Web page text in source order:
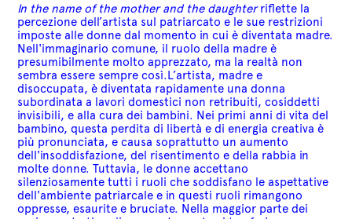
In the name of the mother and the daughterriflette la
percezione dell’artista sul patriarcato e le sue restrizioni
imposte alle donne dal momento in cui è diventata madre.
Nell'immaginario comune, il ruolo della madre è
presumibilmente molto apprezzato, ma la realtà non
sembra essere sempre così.L’artista, madre e
disoccupata, è diventata rapidamente una donna
subordinata a lavori domestici non retribuiti, cosiddetti
invisibili, e alla cura dei bambini. Nei primi anni di vita del
bambino, questa perdita di libertà e di energia creativa è
più pronunciata, e causa soprattutto un aumento
dell'insoddisfazione, del risentimento e della rabbia in
molte donne. Tuttavia, le donne accettano
silenziosamente tutti i ruoli che soddisfano le aspettative
dell'ambiente patriarcale e in questi ruoli rimangono
oppresse, esaurite e bruciate. Nella maggior parte dei